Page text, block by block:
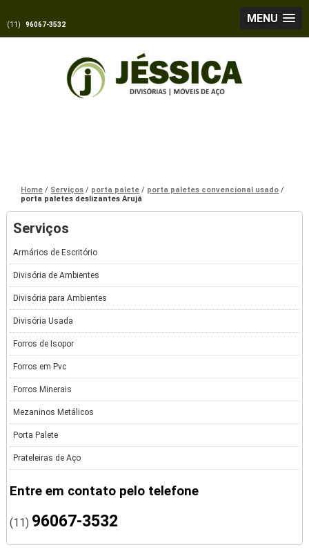
MENU
(11) 96067-3532
Home Serviços porta palete
porta paletes convencional usado
porta paletes deslizantes Arujá
Serviços
Armários de Escritório
Divisória de Ambientes
Divisória para Ambientes
Divisória Usada
Forros de Isopor
Forros em Pvc
Forros Minerais
Mezaninos Metálicos
Porta Palete
Prateleiras de Aço
Entre em contato pelo telefone
(11) 96067-3532